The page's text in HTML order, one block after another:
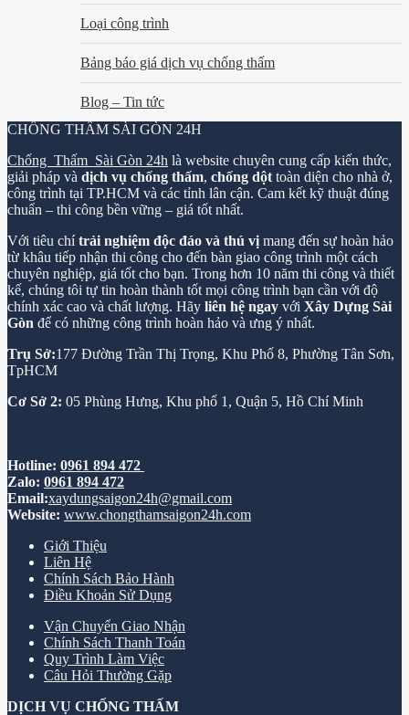
Loại công trình
Bảng báo giá dịch vụ chống thấm
Blog – Tin tức
CHỐNG THẤM SÀI GÒN 24H
Chống Thấm Sài Gòn 24h là website chuyên cung cấp kiến thức,
giải pháp và dịch vụ chống thấm, chống dột toàn diện cho nhà ở,
công trình tại TP.HCM và các tỉnh lân cận. Cam kết kỹ thuật đúng
chuẩn – thi công bền vững – giá tốt nhất.
Với tiêu chítrải nghiệm độc đáo và thú vị mang đến sự hoàn hảo
từ khâu tiếp nhận thi công cho đến bàn giao công trình một cách
chuyên nghiệp, giá tốt cho bạn. Trong hơn 10 năm thi công và thiết
kế, chúng tôi tự tin hoàn thành tốt mọi công trình bạn cần với độ
chính xác cao và chất lượng. Hãy liên hệ ngay với Xây Dựng Sài
Gòn để có những công trình hoàn hảo và ưng ý nhất.
Trụ Sở:177 Đường Trần Thị Trọng, Khu Phố 8, Phường Tân Sơn,
TpHCM
Cơ Sở 2: 05 Phùng Hưng, Khu phố 1, Quận 5, Hồ Chí Minh
Hotline: 0961 894 472
Zalo: 0961 894 472
Email:xaydungsaigon24h@gmail.com
Website: www.chongthamsaigon24h.com
Giới Thiệu
Liên Hệ
Chính Sách Bảo Hành
Điều Khoản Sử Dụng
Vận Chuyển Giao Nhận
Chính Sách Thanh Toán
Quy Trình Làm Việc
Câu Hỏi Thường Gặp
DỊCH VỤ CHỐNG THẤM